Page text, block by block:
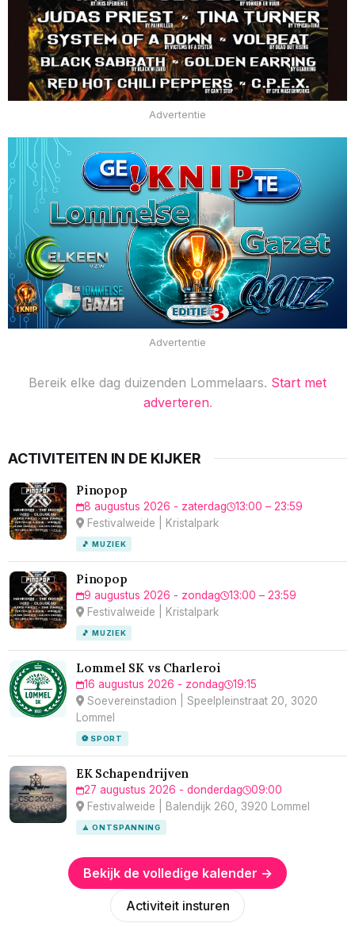
Advertentie
Advertentie
Bereik elke dag duizenden Lommelaars. Start met
adverteren.
ACTIVITEITEN IN DE KIJKER
Pinopop
8 augustus 2026 - zaterdag
13:00 – 23:59
Festivalweide | Kristalpark
🎵 MUZIEK
Pinopop
9 augustus 2026 - zondag
13:00 – 23:59
Festivalweide | Kristalpark
🎵 MUZIEK
Lommel SK vs Charleroi
16 augustus 2026 - zondag
19:15
Soevereinstadion | Speelpleinstraat 20, 3020
Lommel
⚽ SPORT
EK Schapendrijven
27 augustus 2026 - donderdag
09:00
Festivalweide | Balendijk 260, 3920 Lommel
🧘 ONTSPANNING
Bekijk de volledige kalender →
Activiteit insturen